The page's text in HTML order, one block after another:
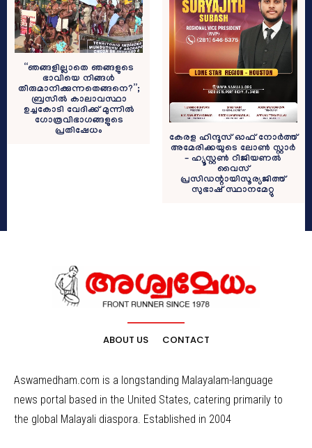
“ഞങ്ങളില്ലാതെ ഞങ്ങളുടെ
ഭാവിയെ നിങ്ങൾ
തീരുമാനിക്കുന്നതെങ്ങനെ?”;
ബ്രസീൽ കാലാവസ്ഥാ
ഉച്ചകോടി വേദിക്ക് മുന്നിൽ
ഗോത്രവിഭാഗങ്ങളുടെ
പ്രതിഷേധം
കേരള ഹിന്ദൂസ് ഓഫ് നോർത്ത്
അമേരിക്കയുടെ ലോൺ സ്റ്റാർ
– ഹ്യൂസ്റ്റൺ റീജിയണൽ
വൈസ്
പ്രസിഡന്റായിസൂര്യജിത്ത്
സുഭാഷ് സ്ഥാനമേറ്റു
ABOUT US CONTACT
Aswamedham.com is a longstanding Malayalam-language
news portal based in the United States, catering primarily to
the global Malayali diaspora. Established in 2004